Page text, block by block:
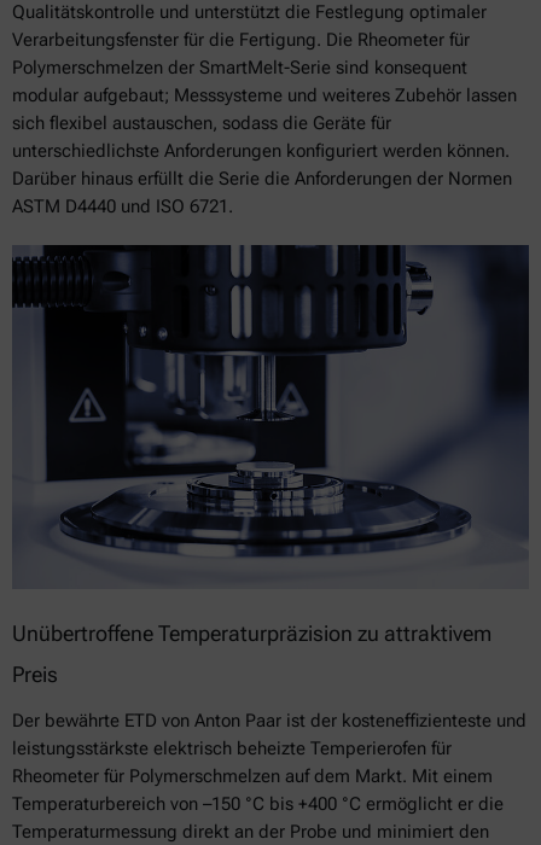
Qualitätskontrolle und unterstützt die Festlegung optimaler
Verarbeitungsfenster für die Fertigung. Die Rheometer für
Polymerschmelzen der SmartMelt-Serie sind konsequent
modular aufgebaut; Messsysteme und weiteres Zubehör lassen
sich flexibel austauschen, sodass die Geräte für
unterschiedlichste Anforderungen konfiguriert werden können.
Darüber hinaus erfüllt die Serie die Anforderungen der Normen
ASTM D4440 und ISO 6721.
Unübertroffene Temperaturpräzision zu attraktivem
Preis
Der bewährte ETD von Anton Paar ist der kosteneffizienteste und
leistungsstärkste elektrisch beheizte Temperierofen für
Rheometer für Polymerschmelzen auf dem Markt. Mit einem
Temperaturbereich von –150 °C bis +400 °C ermöglicht er die
Temperaturmessung direkt an der Probe und minimiert den